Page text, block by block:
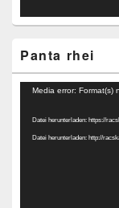
Panta rhei
Video-
Media error: Format(s)
Datei herunterladen: https://
Datei herunterladen: http://